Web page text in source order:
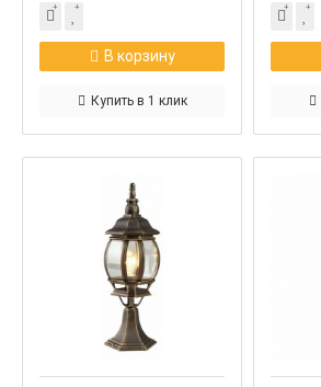
В корзину
Купить в 1 клик